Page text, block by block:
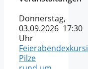
Donnerstag,
03.09.2026 17:30
Uhr
Pilze